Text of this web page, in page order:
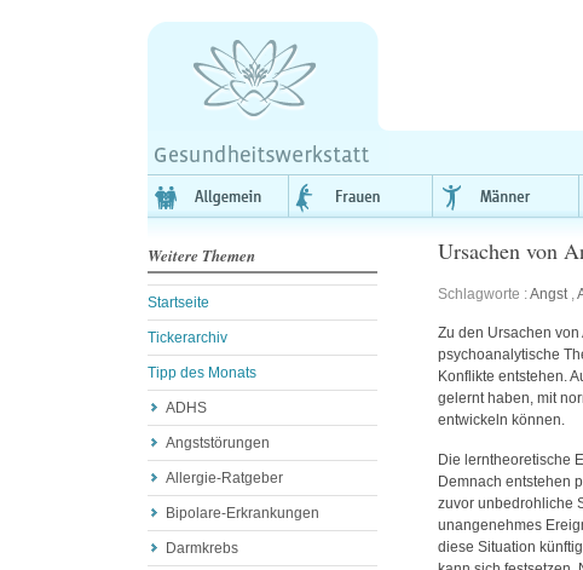
Weitere Themen
Startseite
Tickerarchiv
Tipp des Monats
ADHS
Angststörungen
Allergie-Ratgeber
Bipolare-Erkrankungen
Darmkrebs
Ursachen von
Schlagworte :Angst,
Zu den Ursachen
psychoanalytische
Konflikte entstehen.
gelernt haben, mit
entwickeln können.
Die lerntheoretische
Demnach entstehen
zuvor unbedrohliche
unangenehmes
diese Situation